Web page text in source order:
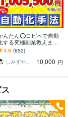
んたん⭕️コピペで自動
する究極副業教えます
ずるい⚠️スキル経験ゼ
でもできる新世代の手
【超入門編】
4.9 (652)
しみずや＠自動化月収100万円
10,000 円